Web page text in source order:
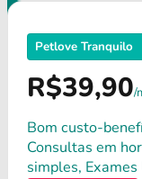
Petlove Tranquilo
R$39,90/
Bom custo-
Consultas em
simples,